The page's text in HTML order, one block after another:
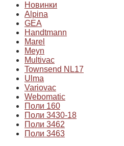
Новинки
Alpina
GEA
Handtmann
Marel
Meyn
Multivac
Townsend NL17
Ulma
Variovac
Webomatic
Поли 160
Поли 3430-18
Поли 3462
Поли 3463